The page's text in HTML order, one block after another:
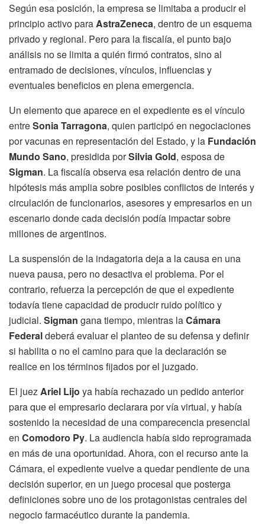
Según esa posición, la empresa se limitaba a producir el
principio activo paraAstraZeneca, dentro de un esquema
privado y regional. Pero para la fiscalía, el punto bajo
análisis no se limita a quién firmó contratos, sino al
entramado de decisiones, vínculos, influencias y
eventuales beneficios en plena emergencia.
Un elemento que aparece en el expediente es el vínculo
entreSonia Tarragona, quien participó en negociaciones
por vacunas en representación del Estado, y la Fundación
Mundo Sano, presidida porSilvia Gold, esposa de
Sigman. La fiscalía observa esa relación dentro de una
hipótesis más amplia sobre posibles conflictos de interés y
circulación de funcionarios, asesores y empresarios en un
escenario donde cada decisión podía impactar sobre
millones de argentinos.
La suspensión de la indagatoria deja a la causa en una
nueva pausa, pero no desactiva el problema. Por el
contrario, refuerza la percepción de que el expediente
todavía tiene capacidad de producir ruido político y
judicial. Sigman gana tiempo, mientras laCámara
Federaldeberá evaluar el planteo de su defensa y definir
si habilita o no el camino para que la declaración se
realice en los términos fijados por el juzgado.
El juezAriel Lijo ya había rechazado un pedido anterior
para que el empresario declarara por vía virtual, y había
sostenido la necesidad de una comparecencia presencial
en Comodoro Py. La audiencia había sido reprogramada
en más de una oportunidad. Ahora, con el recurso ante la
Cámara, el expediente vuelve a quedar pendiente de una
decisión superior, en un juego procesal que posterga
definiciones sobre uno de los protagonistas centrales del
negocio farmacéutico durante la pandemia.